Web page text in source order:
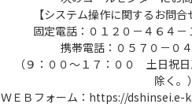
【システム操作に関するお問
固定電話：０１２０－４６４－
携帯電話：０５７０－０
（９：００～１７：００ 土日祝日
除く。）
ＷＥＢフォーム：https://